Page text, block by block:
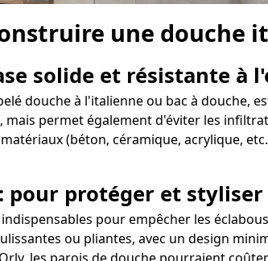
une douche
solide et résistante à
douche à l'italienne ou bac à
permet également d'éviter les
(béton, céramique, acrylique,
pour protéger et
pour empêcher les
ou pliantes, avec un design